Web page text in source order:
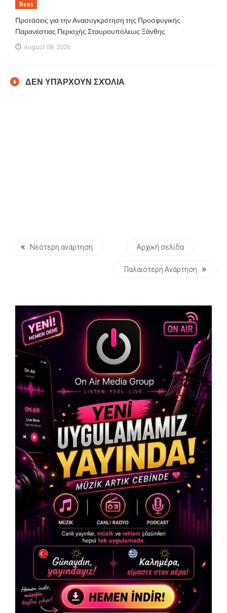
News
Προτάσεις για την Ανασυγκρότηση της Προσφυγικής
Παρανέστιας Περιοχής Σταυρουπόλεως Ξάνθης
August 08, 2026
ΔΕΝ ΥΠΆΡΧΟΥΝ ΣΧΌΛΙΑ
Νεότερη ανάρτηση Αρχική σελίδα
Παλαιότερη Ανάρτηση